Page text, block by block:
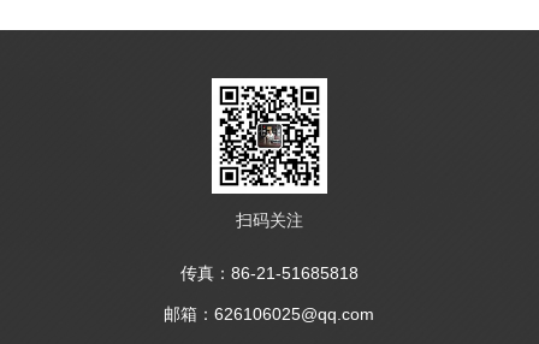
扫码关注
传真：86-21-51685818
邮箱：626106025@qq.com